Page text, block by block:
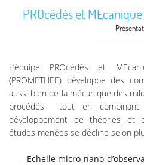
PROcédés et
L’équipe PROcédés et
(PROMETHEE) développe des
aussi bien de la mécanique des
procédés tout en combinant
développement de théories et
études menées se décline selon
Echelle micro-nano